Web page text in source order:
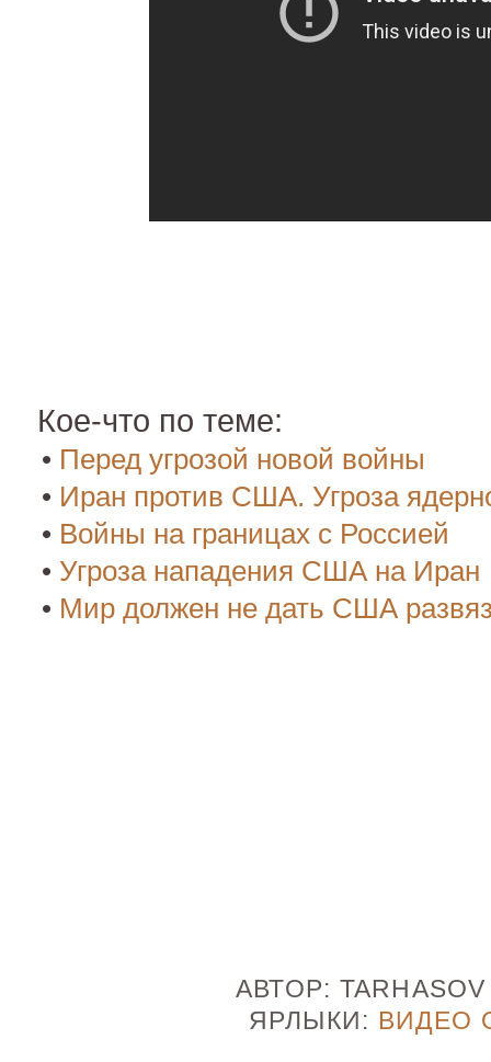
Кое-что по теме:
• Перед угрозой новой войны
• Иран против США. Угроза
• Войны на границах с Россией
• Угроза нападения США на Иран
• Мир должен не дать США
АВТОР:
ЯРЛЫКИ: ВИДЕО